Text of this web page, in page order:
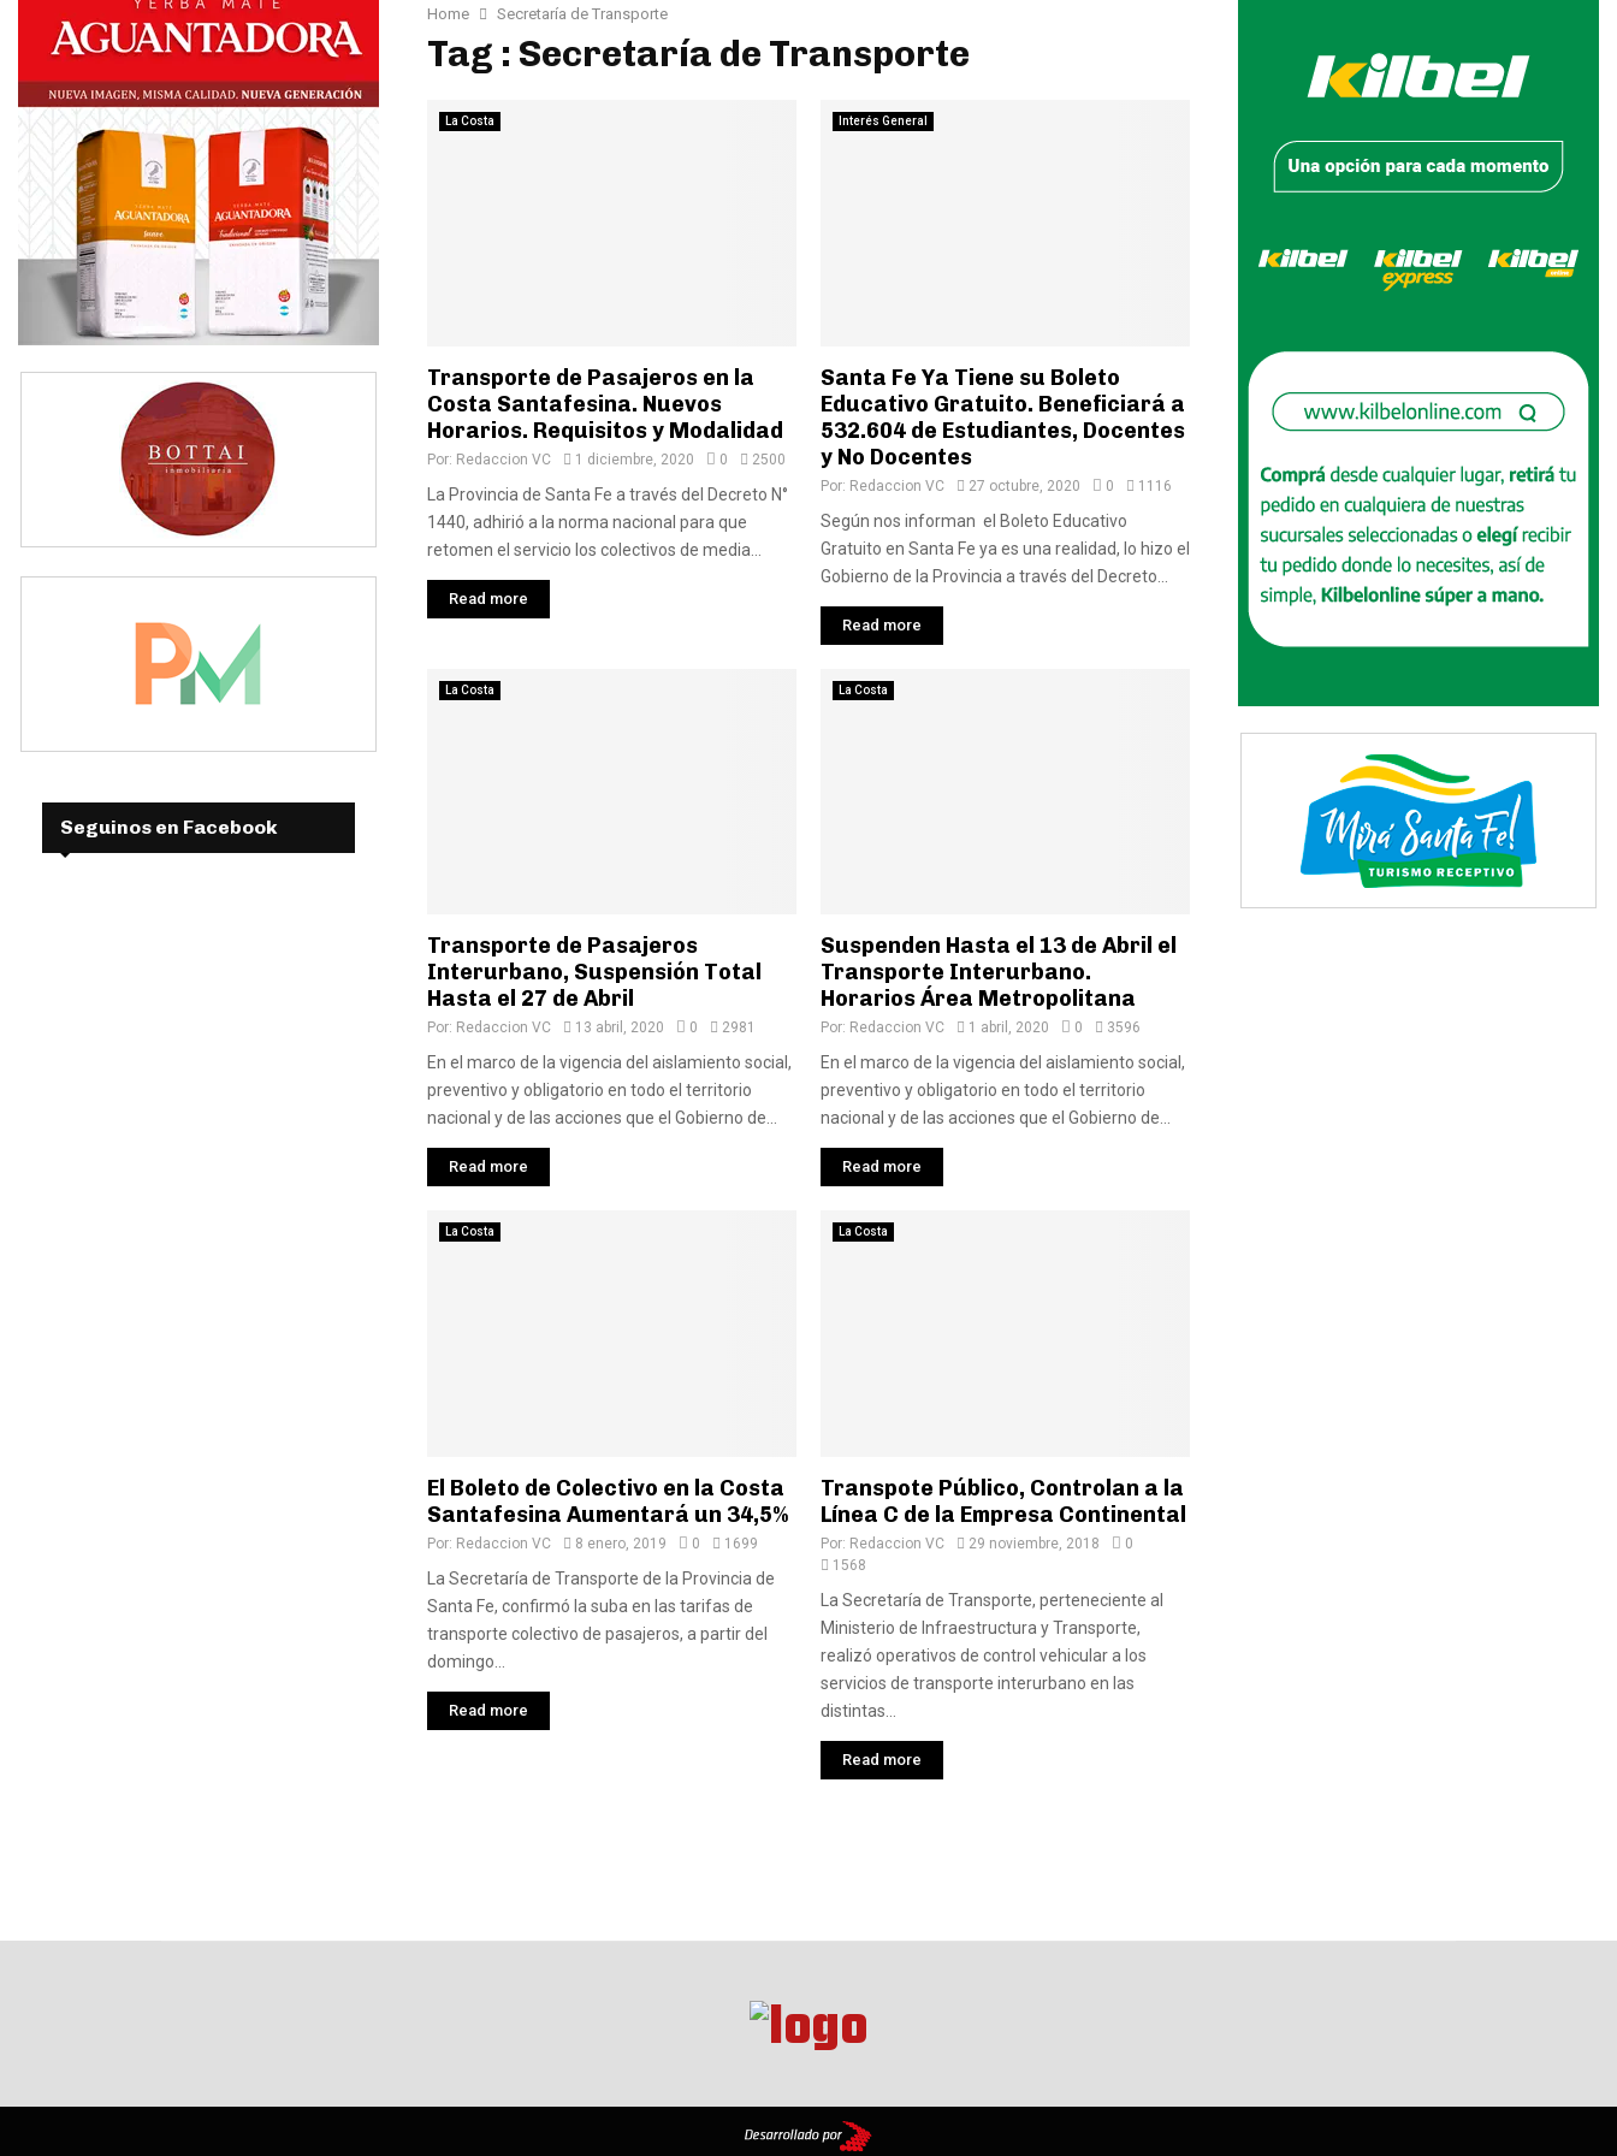
Home Secretaría de Transporte
Tag : Secretaría de Transporte
La Costa
Transporte de Pasajeros en la
Costa Santafesina. Nuevos
Horarios. Requisitos y Modalidad
Por: Redaccion VC 1 diciembre, 2020 0 2500
La Provincia de Santa Fe a través del Decreto N°
1440, adhirió a la norma nacional para que
retomen el servicio los colectivos de media...
Read more
Interés General
Santa Fe Ya Tiene su Boleto
Educativo Gratuito. Beneficiará a
532.604 de Estudiantes, Docentes
y No Docentes
Por: Redaccion VC 27 octubre, 2020 0 1116
Según nos informan el Boleto Educativo
Gratuito en Santa Fe ya es una realidad, lo hizo el
Gobierno de la Provincia a través del Decreto...
Read more
La Costa
Transporte de Pasajeros
Interurbano, Suspensión Total
Hasta el 27 de Abril
Por: Redaccion VC 13 abril, 2020 0 2981
En el marco de la vigencia del aislamiento social,
preventivo y obligatorio en todo el territorio
nacional y de las acciones que el Gobierno de...
Read more
La Costa
Suspenden Hasta el 13 de Abril el
Transporte Interurbano.
Horarios Área Metropolitana
Por: Redaccion VC 1 abril, 2020 0 3596
En el marco de la vigencia del aislamiento social,
preventivo y obligatorio en todo el territorio
nacional y de las acciones que el Gobierno de...
Read more
La Costa
El Boleto de Colectivo en la Costa
Santafesina Aumentará un 34,5%
Por: Redaccion VC 8 enero, 2019 0 1699
La Secretaría de Transporte de la Provincia de
Santa Fe, confirmó la suba en las tarifas de
transporte colectivo de pasajeros, a partir del
domingo...
Read more
La Costa
Transpote Público, Controlan a la
Línea C de la Empresa Continental
Por: Redaccion VC 29 noviembre, 2018
0
1568
La Secretaría de Transporte, perteneciente al
Ministerio de Infraestructura y Transporte,
realizó operativos de control vehicular a los
servicios de transporte interurbano en las
distintas...
Read more
Seguinos en Facebook